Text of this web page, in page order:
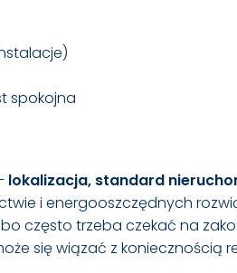
spokojna
lokalizacja, standard
i energooszczędnych
często trzeba czekać na
się wiązać z koniecznością